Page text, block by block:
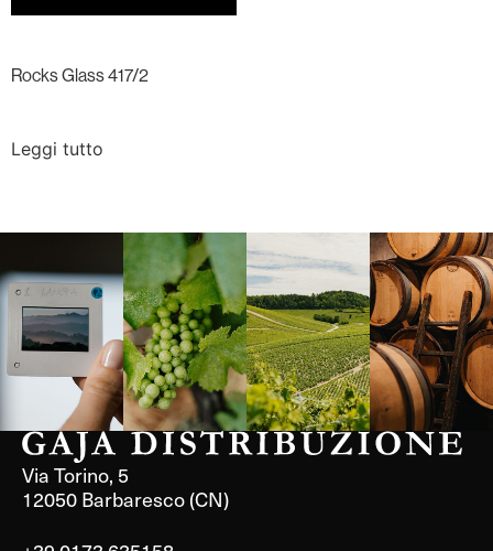
Rocks Glass 417/2
Leggi tutto
Langa, 1977 Borgogna,
Francia
Borgogna,
Francia
Instagram
Via Torino, 5
12050 Barbaresco (CN)